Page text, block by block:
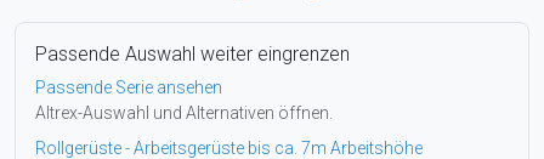
Passende Auswahl weiter eingrenzen
Passende Serie ansehen
Altrex-Auswahl und Alternativen öffnen.
Rollgerüste - Arbeitsgerüste bis ca. 7m Arbeitshöhe